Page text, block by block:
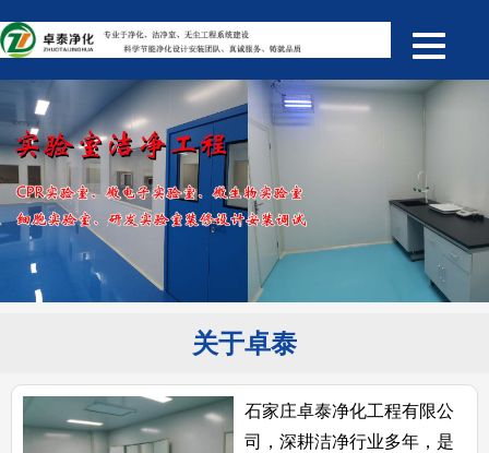
关于卓泰
石家庄卓泰净化工程有限公
司，深耕洁净行业多年，是